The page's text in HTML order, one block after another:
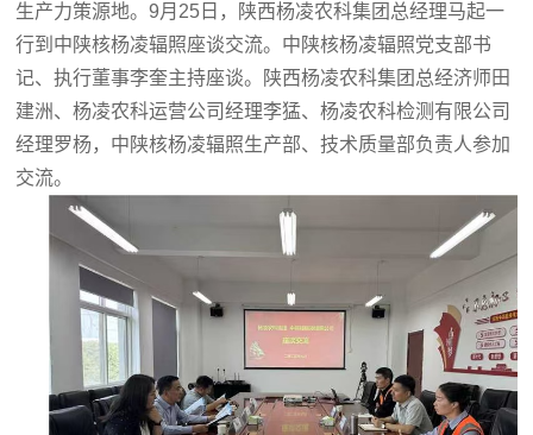
生产力策源地。9月25日，陕西杨凌农科集团总经理马起一
行到中陕核杨凌辐照座谈交流。中陕核杨凌辐照党支部书
记、执行董事李奎主持座谈。陕西杨凌农科集团总经济师田
建洲、杨凌农科运营公司经理李猛、杨凌农科检测有限公司
经理罗杨，中陕核杨凌辐照生产部、技术质量部负责人参加
交流。